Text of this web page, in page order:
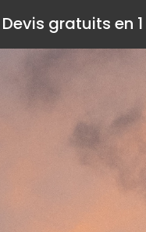
Devis gratuits en